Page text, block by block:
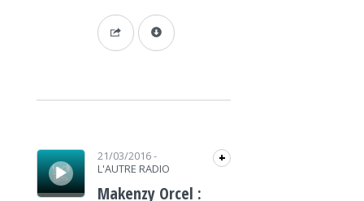
Lecteur audio 21/03/2016-
L'AUTRE RADIO
+
Makenzy Orcel :